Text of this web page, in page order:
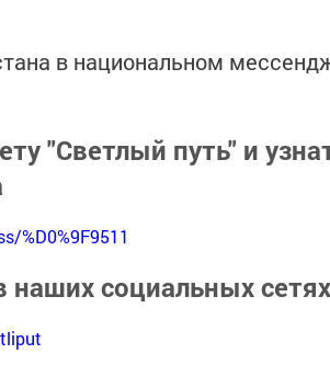
в национальном
"Светлый путь" и
%D0%9F9511
наших социальных сетях